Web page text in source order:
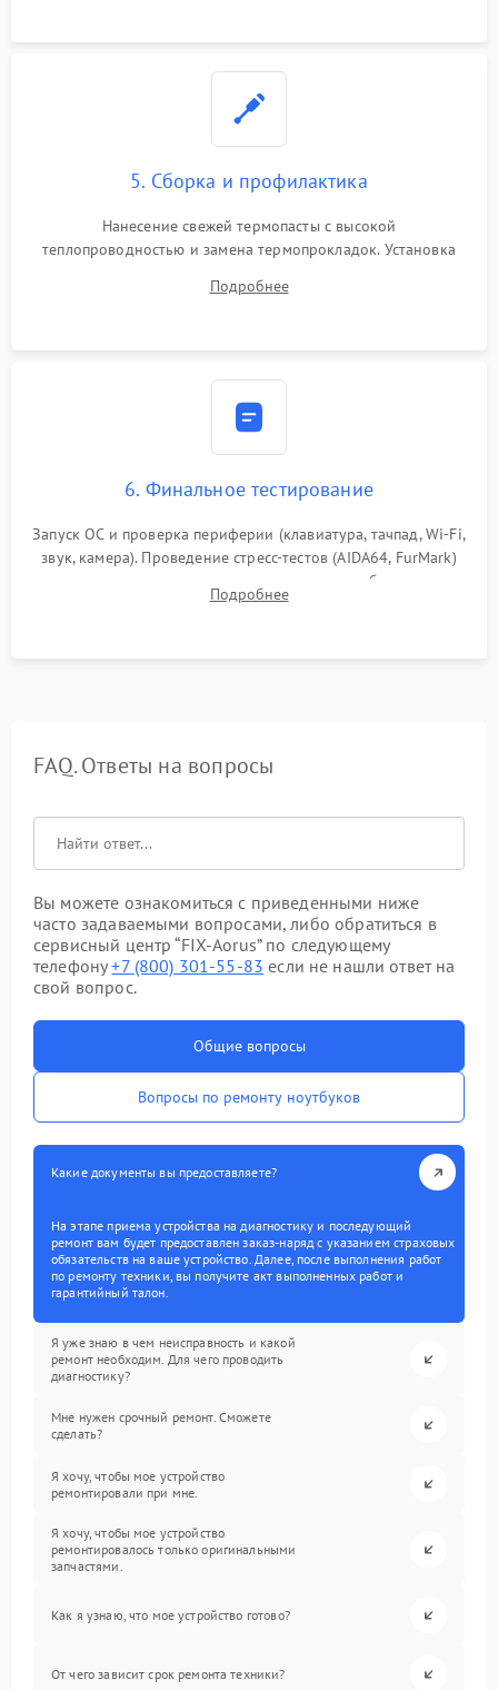
5. Сборка и профилактика
Нанесение свежей термопасты с высокой
теплопроводностью и замена термопрокладок. Установка
шлейфов, модулей памяти и накопителей. Предварительная
Подробнее
6. Финальное тестирование
Запуск ОС и проверка периферии (клавиатура, тачпад, Wi-Fi,
звук, камера). Проведение стресс-тестов (AIDA64, FurMark)
для контроля температурного режима и стабильности
системы под пиковой нагрузкой.
Подробнее
FAQ. Ответы на вопросы
Вы можете ознакомиться с приведенными ниже
часто задаваемыми вопросами, либо обратиться в
сервисный центр “FIX-Aorus” по следующему
телефону+7 (800) 301-55-83 если не нашли ответ на
свой вопрос.
Общие вопросы
Вопросы по ремонту ноутбуков
Какие документы вы предоставляете?
На этапе приема устройства на диагностику и последующий
ремонт вам будет предоставлен заказ-наряд с указанием страховых
обязательств на ваше устройство. Далее, после выполнения работ
по ремонту техники, вы получите акт выполненных работ и
гарантийный талон.
Я уже знаю в чем неисправность и какой
ремонт необходим. Для чего проводить
диагностику?
Мне нужен срочный ремонт. Сможете
сделать?
Я хочу, чтобы мое устройство
ремонтировали при мне.
Я хочу, чтобы мое устройство
ремонтировалось только оригинальными
запчастями.
Как я узнаю, что мое устройство готово?
От чего зависит срок ремонта техники?